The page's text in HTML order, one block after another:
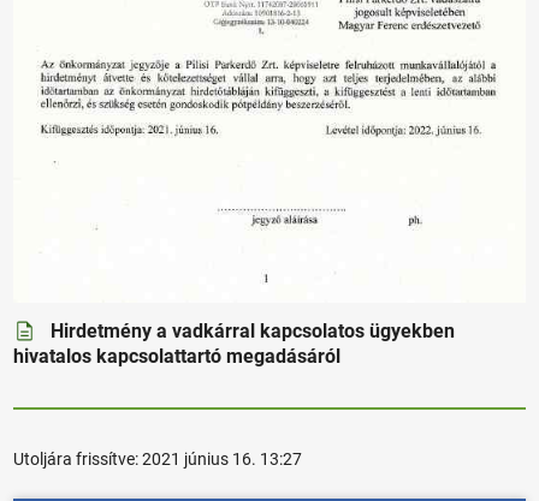
Hirdetmény a vadkárral kapcsolatos ügyekben
hivatalos kapcsolattartó megadásáról
Utoljára frissítve:2021 június 16. 13:27